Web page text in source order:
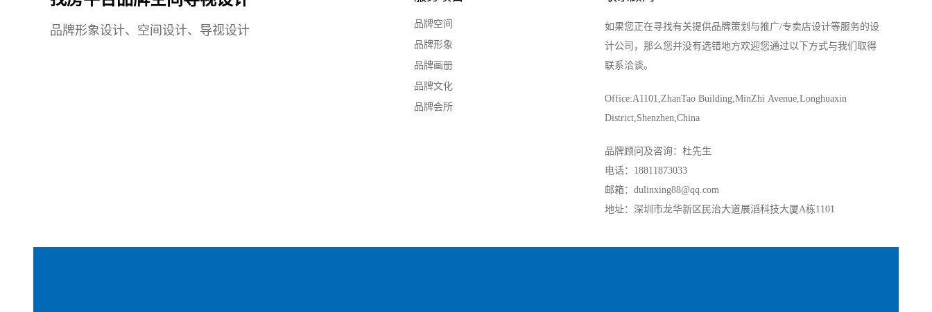
品牌形象设计、空间设计、导视设计
品牌空间
品牌形象
品牌画册
品牌文化
品牌会所
如果您正在寻找有关提供品牌策划与推广/专卖店设计等服务的设
计公司，那么您并没有选错地方欢迎您通过以下方式与我们取得
联系洽谈。
Office:A1101,ZhanTao Building,MinZhi Avenue,Longhuaxin
District,Shenzhen,China
品牌顾问及咨询：杜先生
电话：18811873033
邮箱：dulinxing88@qq.com
地址：深圳市龙华新区民治大道展滔科技大厦A栋1101